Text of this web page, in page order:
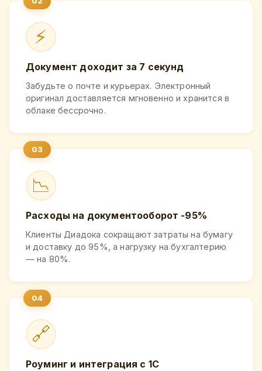
⚡
Документ доходит за 7 секунд
Забудьте о почте и курьерах. Электронный
оригинал доставляется мгновенно и хранится в
облаке бессрочно.
📉
Расходы на документооборот -95%
Клиенты Диадока сокращают затраты на бумагу
и доставку до 95%, а нагрузку на бухгалтерию
— на 80%.
🔗
Роуминг и интеграция с 1С